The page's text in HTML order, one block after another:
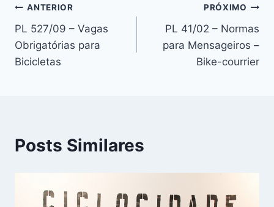
Navegação
de
Post
ANTERIOR
PL 527/09 – Vagas
Obrigatórias para
Bicicletas
PRÓXIMO
PL 41/02 – Normas
para Mensageiros –
Bike-courrier
Posts Similares